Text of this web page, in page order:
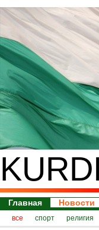
Главная Новости
все спорт религия